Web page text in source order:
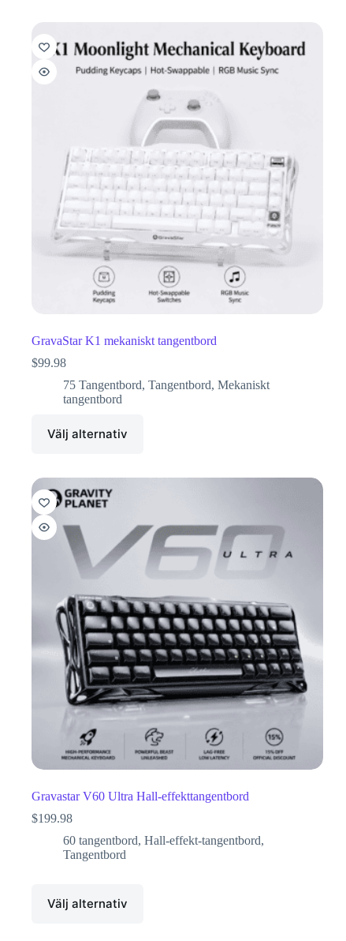
GravaStar K1 mekaniskt tangentbord
$99.98
75 Tangentbord, Tangentbord, Mekaniskt
tangentbord
Välj alternativ
Gravastar V60 Ultra Hall-effekttangentbord
$199.98
60 tangentbord, Hall-effekt-tangentbord,
Tangentbord
Välj alternativ